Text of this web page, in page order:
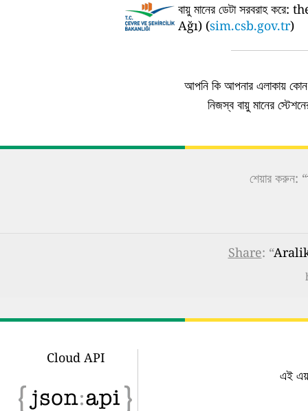
বায়ু মানের ডেটা সরবরাহ করে:
Ağı) (sim.csb.gov.tr)
আপনি কি আপনার এলাকায় কোন
নিজস্ব বায়ু মানের
শেয়ার করুন: “
Share: “
Cloud API
এই